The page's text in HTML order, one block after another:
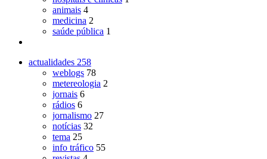
animais 4
medicina 2
saúde pública 1
actualidades 258
weblogs 78
metereologia 2
jornais 6
rádios 6
jornalismo 27
notícias 32
tema 25
info tráfico 55